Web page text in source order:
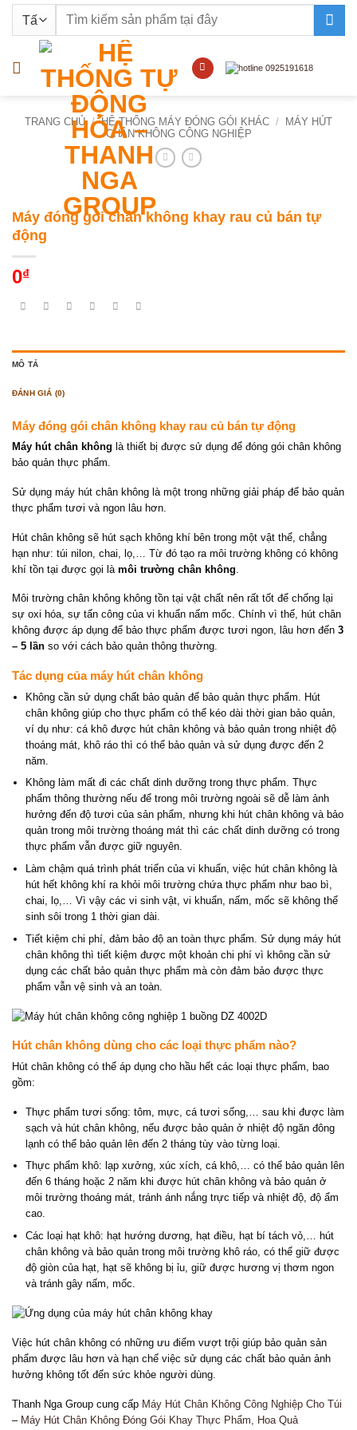
nội
Tìm
TRANG CHỦ / HỆ THỐNG MÁY ĐÓNG GÓI KHÁC /
MÁY HÚT
CHÂN KHÔNG CÔNG NGHIỆP
Máy đóng gói chân không khay rau củ bán tự
động
0₫
MÔ TẢ
ĐÁNH GIÁ (0)
Máy đóng gói chân không khay rau củ bán tự động
Máy hút chân không là thiết bị được sử dụng để đóng gói chân không
bảo quản thực phẩm.
Sử dụng máy hút chân không là một trong những giải pháp để bảo quản
thực phẩm tươi và ngon lâu hơn.
Hút chân không sẽ hút sạch không khí bên trong một vật thể, chẳng
hạn như: túi nilon, chai, lọ,… Từ đó tạo ra môi trường không có không
khí tồn tại được gọi là môi trường chân không
Môi trường chân không không tồn tại vật chất nên rất tốt để chống lại
sự oxi hóa, sự tấn công của vi khuẩn nấm mốc. Chính vì thế, hút chân
không được áp dụng để bảo thực phẩm được tươi ngon, lâu hơn đến 3
– 5 lần so với cách bảo quản thông thường.
Tác dụng của máy hút chân không
Không cần sử dụng chất bảo quản để bảo quản thực phẩm. Hút
chân không giúp cho thực phẩm có thể kéo dài thời gian bảo quản,
ví dụ như: cá khô được hút chân không và bảo quản trong nhiệt độ
thoáng mát, khô ráo thì có thể bảo quản và sử dụng được đến 2
năm.
Không làm mất đi các chất dinh dưỡng trong thực phẩm. Thực
phẩm thông thường nếu để trong môi trường ngoài sẽ dễ làm ảnh
hưởng đến độ tươi của sản phẩm, nhưng khi hút chân không và bảo
quản trong môi trường thoáng mát thì các chất dinh dưỡng có trong
thực phẩm vẫn được giữ nguyên.
Làm chậm quá trình phát triển của vi khuẩn, việc hút chân không là
hút hết không khí ra khỏi môi trường chứa thực phẩm như bao bì,
chai, lọ,… Vì vậy các vi sinh vật, vi khuẩn, nấm, mốc sẽ không thể
sinh sôi trong 1 thời gian dài.
Tiết kiệm chi phí, đảm bảo độ an toàn thực phẩm. Sử dụng máy hút
chân không thì tiết kiệm được một khoản chi phí vì không cần sử
dụng các chất bảo quản thực phẩm mà còn đảm bảo được thực
phẩm vẫn vệ sinh và an toàn.
Hút chân không dùng cho các loại thực phẩm nào?
Hút chân không có thể áp dụng cho hầu hết các loại thực phẩm, bao
gồm:
Thực phẩm tươi sống: tôm, mực, cá tươi sống,… sau khi được làm
sạch và hút chân không, nếu được bảo quản ở nhiệt độ ngăn đông
lạnh có thể bảo quản lên đến 2 tháng tùy vào từng loại.
Thực phẩm khô: lạp xưởng, xúc xích, cá khô,… có thể bảo quản lên
đến 6 tháng hoặc 2 năm khi được hút chân không và bảo quản ở
môi trường thoáng mát, tránh ánh nắng trực tiếp và nhiệt độ, độ ẩm
cao.
Các loại hạt khô: hạt hướng dương, hạt điều, hạt bí tách vỏ,… hút
chân không và bảo quản trong môi trường khô ráo, có thể giữ được
độ giòn của hạt, hạt sẽ không bị ỉu, giữ được hương vị thơm ngon
và tránh gây nấm, mốc.
Việc hút chân không có những ưu điểm vượt trội giúp bảo quản sản
phẩm được lâu hơn và hạn chế việc sử dụng các chất bảo quản ảnh
hưởng không tốt đến sức khỏe người dùng.
Thanh Nga Group cung cấp Máy Hút Chân Không Công Nghiệp Cho Túi
– Máy Hút Chân Không Đóng Gói Khay Thực Phẩm, Hoa Quả